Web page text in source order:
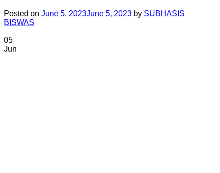
Posted on June 5, 2023June 5, 2023 by SUBHASIS
BISWAS
05
Jun